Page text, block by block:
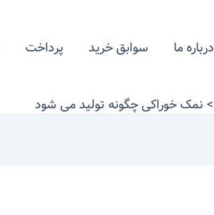
درباره ما سوابق خرید پرداخت
نمک خوراکی چگونه تولید می شود